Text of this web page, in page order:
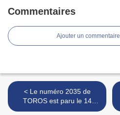
Commentaires
Ajouter un commentaire
< Le numéro 2035 de
TOROS est paru le 14
octobre.